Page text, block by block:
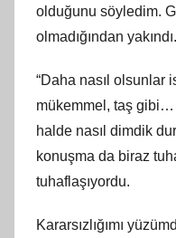
olduğunu söyledim.
olmadığından
“Daha nasıl olsunlar
mükemmel, taş gibi…
halde nasıl dimdik
konuşma da biraz
tuhaflaşıyordu.
Kararsızlığımı